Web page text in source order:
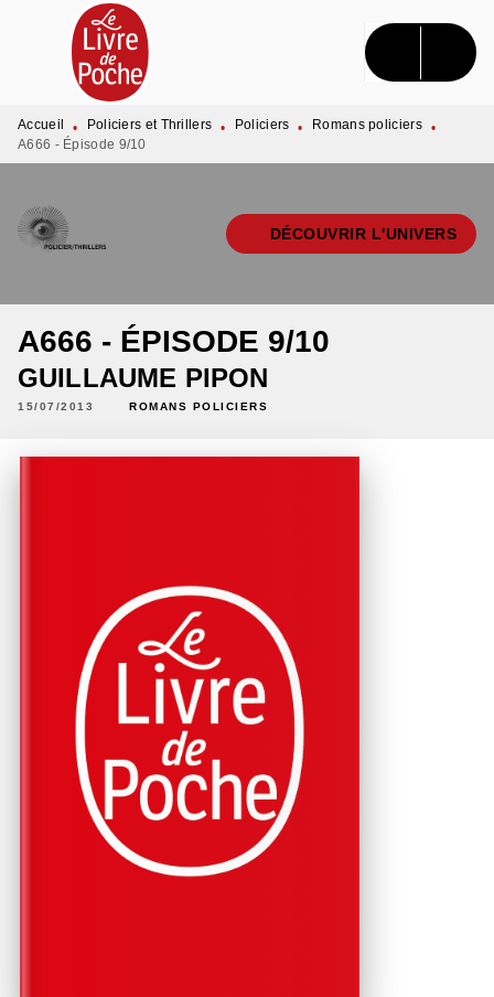
MENU RECHERCHE CONTENU
PIED DE PAGE
Accueil • Policiers et Thrillers • Policiers • Romans policiers •
A666 - Épisode 9/10
DÉCOUVRIR L'UNIVERS
A666 - ÉPISODE 9/10
GUILLAUME PIPON
15/07/2013 ROMANS POLICIERS